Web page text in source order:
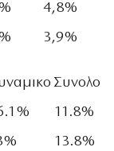
4,8%
3,9%
Συνολο
11.8%
13.8%